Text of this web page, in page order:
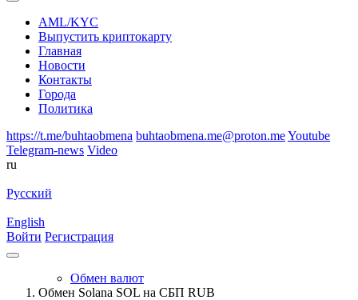
AML/KYC
Выпустить криптокарту
Главная
Новости
Контакты
Города
Политика
https://t.me/buhtaobmena buhtaobmena.me@proton.meYoutube
Telegram-news Video
ru
Русский
English
Войти Регистрация
Обмен валют
Обмен Solana SOL на СБП RUB